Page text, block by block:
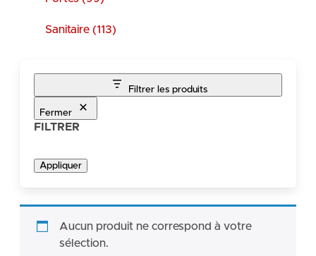
Sanitaire (113)
Filtrer les produits
Fermer
FILTRER
Appliquer
Aucun produit ne correspond à votre
sélection.